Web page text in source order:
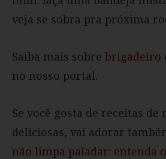
veja se sobra pra próxima
Saiba mais sobre brigadeiro
no nosso portal.
Se você gosta de receitas de
deliciosas, vai adorar
não limpa paladar: entenda